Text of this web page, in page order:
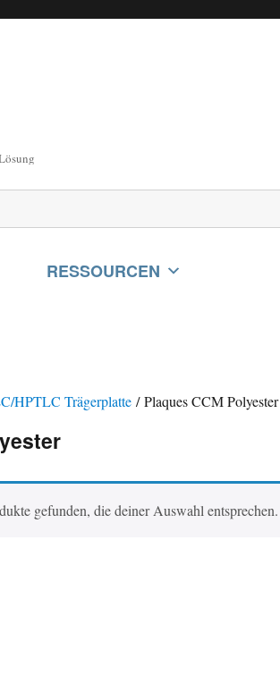
RESSOURCEN
HPTLC Trägerplatte / Plaques CCM Polyester
gefunden, die deiner Auswahl entsprechen.